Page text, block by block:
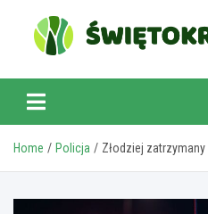
content
Home Policja Złodziej